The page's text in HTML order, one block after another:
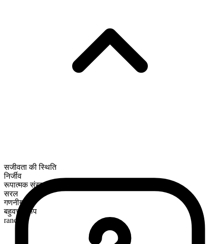
सजीवता की स्थिति
निर्जीव
रूपात्मक संरचना
सरल
गणनीय
बहुवचन रूप
ranches